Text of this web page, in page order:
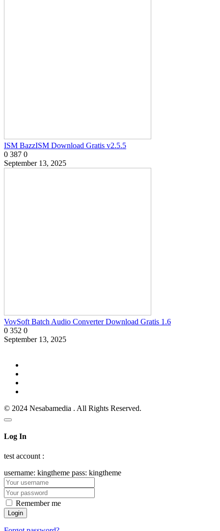
ISM BazzISM Download Gratis v2.5.5
0 387 0
September 13, 2025
VovSoft Batch Audio Converter Download Gratis 1.6
0 352 0
September 13, 2025
© 2024 Nesabamedia . All Rights Reserved.
Log In
test account :
username: kingtheme pass: kingtheme
Remember me